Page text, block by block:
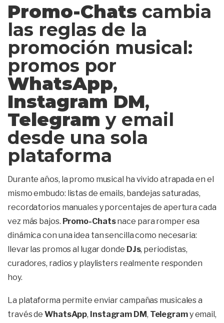
Promo-Chats cambia
las reglas de la
promoción musical:
promos por
WhatsApp,
Instagram DM,
Telegram y email
desde una sola
plataforma
Durante años, la promo musical ha vivido atrapada en el
mismo embudo: listas de emails, bandejas saturadas,
recordatorios manuales y porcentajes de apertura cada
vez más bajos. Promo-Chatsnace para romper esa
dinámica con una idea tan sencilla como necesaria:
llevar las promos al lugar donde DJs, periodistas,
curadores, radios y playlisters realmente responden
hoy.
La plataforma permite enviar campañas musicales a
través deWhatsApp, Instagram DM, Telegramy email,